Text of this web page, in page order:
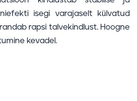
isegi varajaselt külvatud
rapsi talvekindlust. Hoogne
kevadel.